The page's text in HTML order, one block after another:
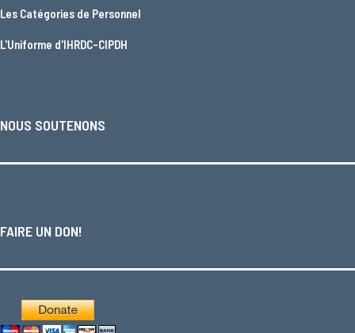
Les Catégories de Personnel
L'Uniforme d'IHRDC-CIPDH
NOUS SOUTENONS
FAIRE UN DON!